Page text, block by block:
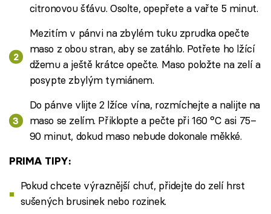
citronovou šťávu. Osolte, opepřete a vařte 5 minut.
Mezitím v pánvi na zbylém tuku zprudka opečte
maso z obou stran, aby se zatáhlo. Potřete ho lžící
džemu a ještě krátce opečte. Maso položte na zelí a
posypte zbylým tymiánem.
Do pánve vlijte 2 lžíce vína, rozmíchejte a nalijte na
maso se zelím. Přiklopte a pečte při 160 °C asi 75–
90 minut, dokud maso nebude dokonale měkké.
PRIMA TIPY:
Pokud chcete výraznější chuť, přidejte do zelí hrst
sušených brusinek nebo rozinek.